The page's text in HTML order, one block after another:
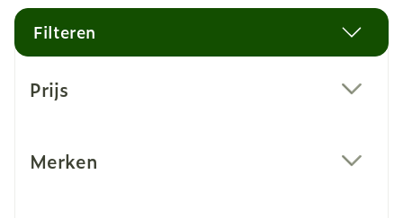
Filteren
Prijs
Merken